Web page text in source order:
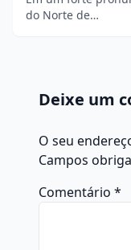
do Norte de…
Deixe um
O seu
Campos
Comentário *